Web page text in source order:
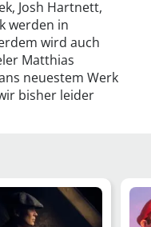
Josh Hartnett,
werden in
wird auch
Matthias
neuestem Werk
bisher leider